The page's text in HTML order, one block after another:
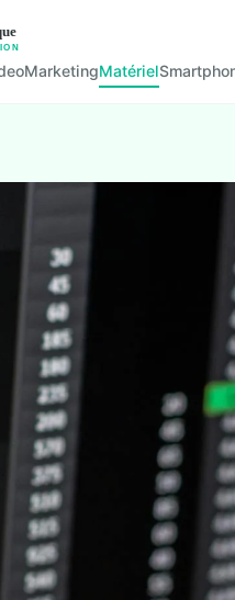
MarketingMatériel